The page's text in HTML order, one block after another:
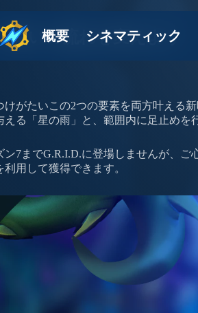
戦いの流れを変えよう
けがたいこの2つの要素を両方叶える
える「星の雨」と、範囲内に足止め
ン7までG.R.I.D.に登場しませんが、
用して獲得できます。